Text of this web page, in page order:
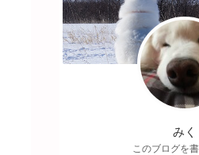
みく
このブログを